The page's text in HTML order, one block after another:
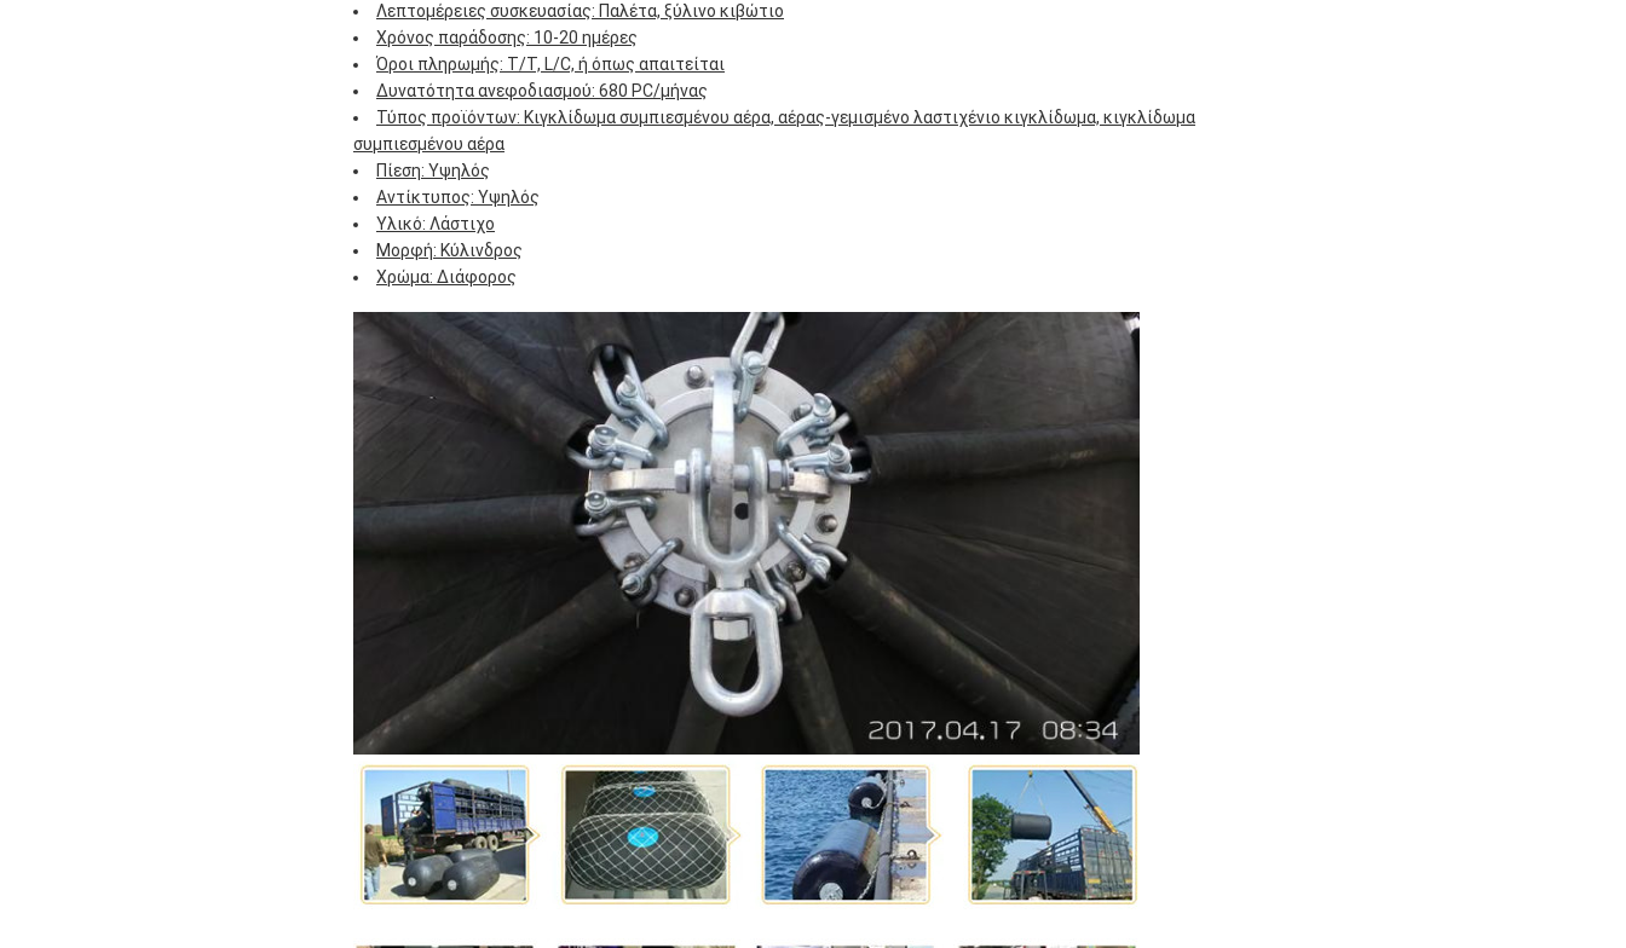
Λεπτομέρειες συσκευασίας: Παλέτα, ξύλινο κιβώτιο
Χρόνος παράδοσης: 10-20 ημέρες
Όροι πληρωμής: T/T, L/C, ή όπως απαιτείται
Δυνατότητα ανεφοδιασμού: 680 PC/μήνας
Τύπος προϊόντων: Κιγκλίδωμα συμπιεσμένου αέρα, αέρας-γεμισμένο λαστιχένιο κιγκλίδωμα, κιγκλίδωμα
συμπιεσμένου αέρα
Πίεση: Υψηλός
Αντίκτυπος: Υψηλός
Υλικό: Λάστιχο
Μορφή: Κύλινδρος
Χρώμα: Διάφορος